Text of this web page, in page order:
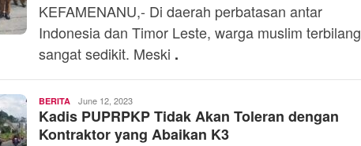
KEFAMENANU,- Di daerah perbatasan antar
Indonesia dan Timor Leste, warga muslim terbilang
sangat sedikit. Meski .
BERITA Toski
Dermaleksana
June 12, 2023
Kadis PUPRPKP Tidak Akan Toleran dengan
Kontraktor yang Abaikan K3